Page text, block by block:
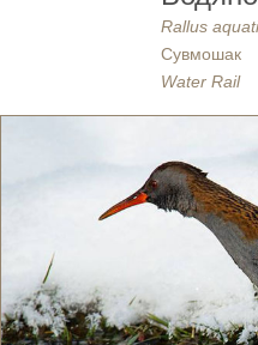
Rallus
Сувмошак
Water Rail